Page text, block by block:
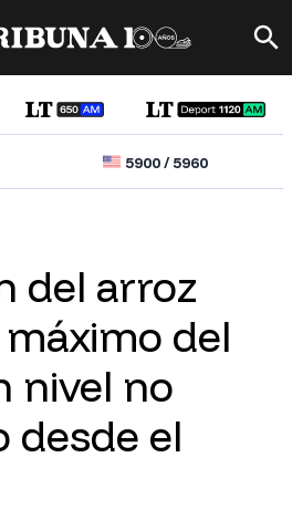
5900/5960
del arroz
del
nivel no
desde el